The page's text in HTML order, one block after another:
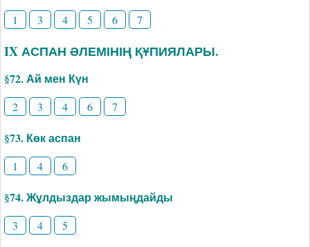
1 3 4 5 6 7
IX АСПАН ӘЛЕМІНІҢ ҚҰПИЯЛАРЫ.
§72. Ай мен Күн
2 3 4 6 7
§73. Көк аспан
1 4 6
§74. Жұлдыздар жымыңдайды
3 4 5